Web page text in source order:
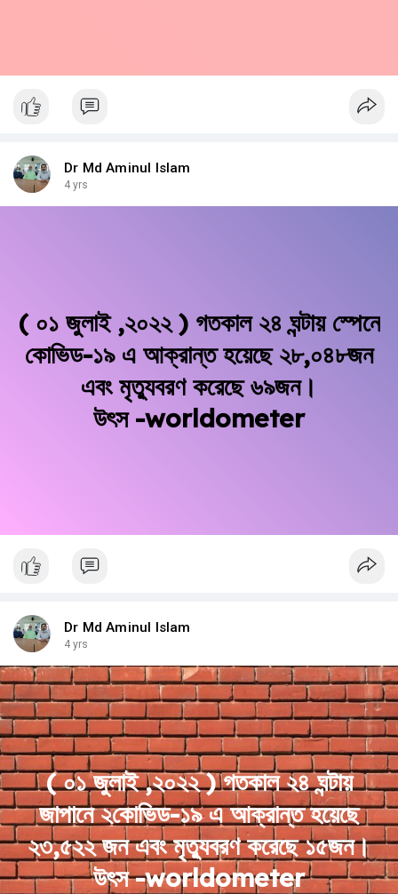
Dr Md Aminul Islam
4 yrs
( ০১ জুলাই ,২০২২ ) গতকাল ২৪ ঘন্টায় স্পেনে
কোভিড-১৯ এ আক্রান্ত হয়েছে ২৮,০৪৮জন
এবং মৃত্যুবরণ করেছে ৬৯জন।
উৎস -worldometer
Dr Md Aminul Islam
4 yrs
( ০১ জুলাই ,২০২২ ) গতকাল ২৪ ঘন্টায়
জাপানে ২কোভিড-১৯ এ আক্রান্ত হয়েছে
২৩,৫২২ জন এবং মৃত্যুবরণ করেছে ১৫জন।
উৎস -worldometer